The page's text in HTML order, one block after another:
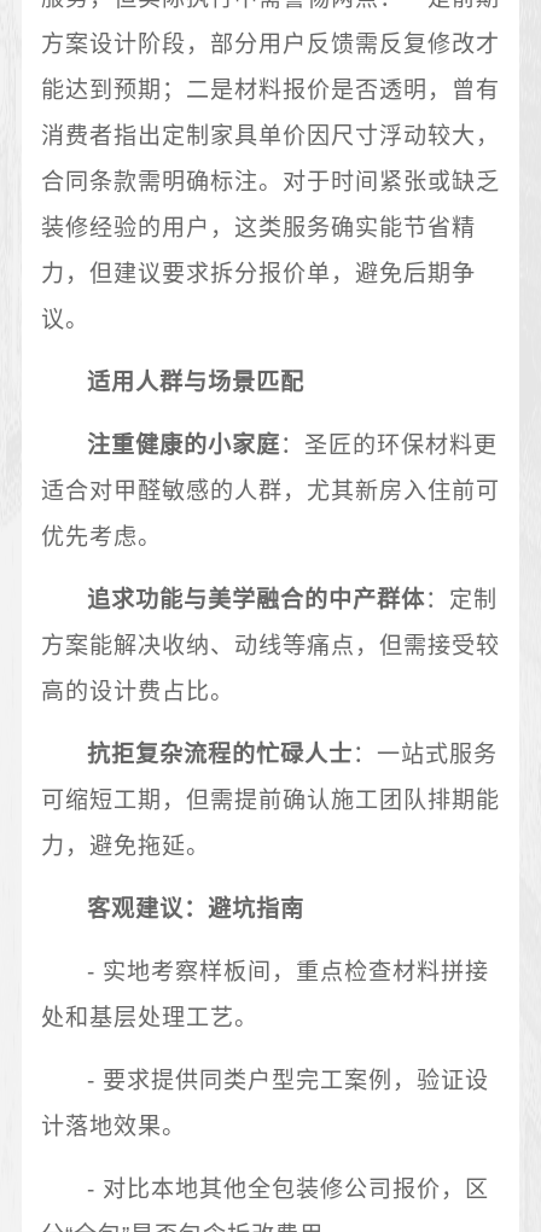
方案设计阶段，部分用户反馈需反复修改才
能达到预期；二是材料报价是否透明，曾有
消费者指出定制家具单价因尺寸浮动较大，
合同条款需明确标注。对于时间紧张或缺乏
装修经验的用户，这类服务确实能节省精
力，但建议要求拆分报价单，避免后期争
议。
适用人群与场景匹配
注重健康的小家庭：圣匠的环保材料更
适合对甲醛敏感的人群，尤其新房入住前可
优先考虑。
追求功能与美学融合的中产群体：定制
方案能解决收纳、动线等痛点，但需接受较
高的设计费占比。
抗拒复杂流程的忙碌人士：一站式服务
可缩短工期，但需提前确认施工团队排期能
力，避免拖延。
客观建议：避坑指南
- 实地考察样板间，重点检查材料拼接
处和基层处理工艺。
- 要求提供同类户型完工案例，验证设
计落地效果。
- 对比本地其他全包装修公司报价，区